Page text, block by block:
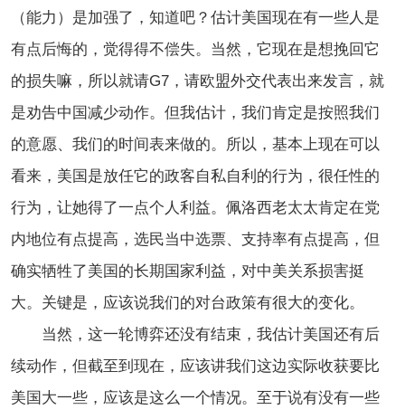
（能力）是加强了，知道吧？估计美国现在有一些人是
有点后悔的，觉得得不偿失。当然，它现在是想挽回它
的损失嘛，所以就请G7，请欧盟外交代表出来发言，就
是劝告中国减少动作。但我估计，我们肯定是按照我们
的意愿、我们的时间表来做的。所以，基本上现在可以
看来，美国是放任它的政客自私自利的行为，很任性的
行为，让她得了一点个人利益。佩洛西老太太肯定在党
内地位有点提高，选民当中选票、支持率有点提高，但
确实牺牲了美国的长期国家利益，对中美关系损害挺
大。关键是，应该说我们的对台政策有很大的变化。
当然，这一轮博弈还没有结束，我估计美国还有后
续动作，但截至到现在，应该讲我们这边实际收获要比
美国大一些，应该是这么一个情况。至于说有没有一些